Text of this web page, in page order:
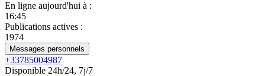
En ligne aujourd'hui à :
16:45
Publications actives :
1974
Messages personnels
+33785004987
Disponible 24h/24, 7j/7